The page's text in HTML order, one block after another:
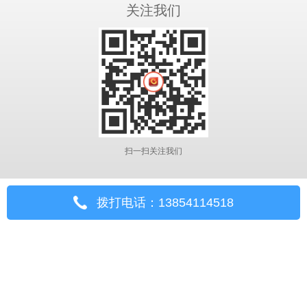
关注我们
扫一扫关注我们
拨打电话：13854114518